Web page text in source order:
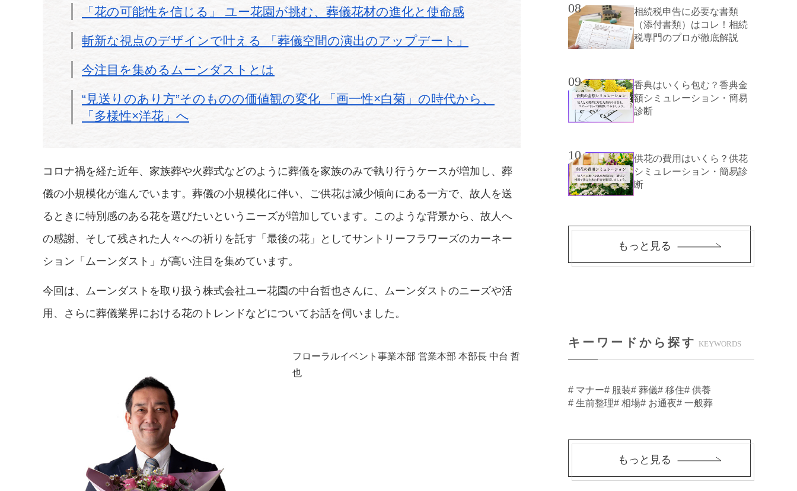
「花の可能性を信じる」 ユー花園が挑む、葬儀花材の進化と使命感
斬新な視点のデザインで叶える 「葬儀空間の演出のアップデート」
今注目を集めるムーンダストとは
“見送りのあり方”そのものの価値観の変化 「画一性×白菊」の時代から、
「多様性×洋花」へ
コロナ禍を経た近年、家族葬や火葬式などのように葬儀を家族のみで執り行うケースが増加し、葬
儀の小規模化が進んでいます。葬儀の小規模化に伴い、ご供花は減少傾向にある一方で、故人を送
るときに特別感のある花を選びたいというニーズが増加しています。このような背景から、故人へ
の感謝、そして残された人々への祈りを託す「最後の花」としてサントリーフラワーズのカーネー
ション「ムーンダスト」が高い注目を集めています。
今回は、ムーンダストを取り扱う株式会社ユー花園の中台哲也さんに、ムーンダストのニーズや活
用、さらに葬儀業界における花のトレンドなどについてお話を伺いました。
フローラルイベント事業本部 営業本部 本部長 中台 哲
也
08
相続税申告に必要な書類
（添付書類）はコレ！相続
税専門のプロが徹底解説
09
香典はいくら包む？香典金
額シミュレーション・簡易
診断
10
供花の費用はいくら？供花
シミュレーション・簡易診
断
もっと見る
キーワードから探す KEYWORDS
# マナー# 服装# 葬儀# 移住# 供養
# 生前整理# 相場# お通夜# 一般葬
もっと見る